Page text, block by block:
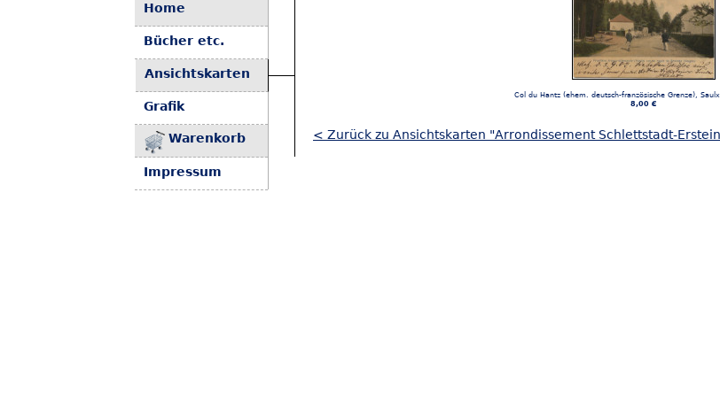
Home
Bücher etc.
Ansichtskarten
Grafik
Warenkorb
Impressum
Col du Hantz (ehem. deutsch-französische Grenze),
8,00 €
< Zurück zu Ansichtskarten "Arrondissement Schlettstadt-